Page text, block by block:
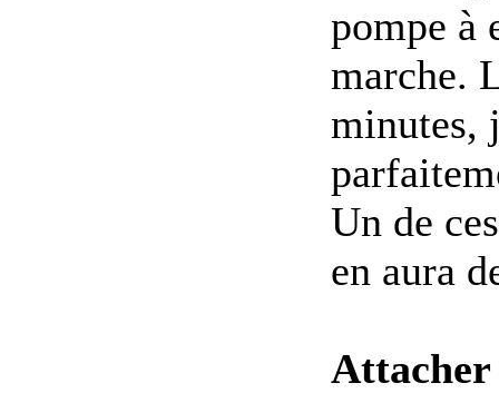
pompe à
marche.
minutes,
Un de
en aura